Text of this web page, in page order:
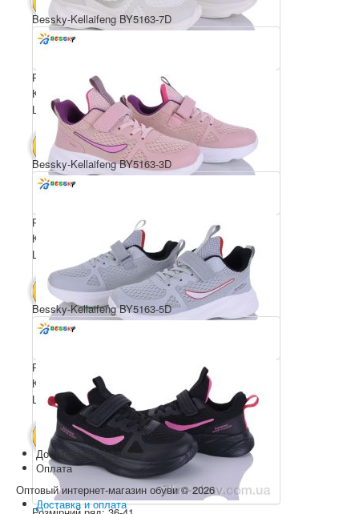
Розмірний ряд: 36-41
Комплектація ящика: 8
Ціна за пару: 650 грн.
В КОШИК 5200 грн.
Bessky-Kellaifeng BY5163-7D
Розмірний ряд: 36-41
Комплектація ящика: 8
Ціна за пару: 650 грн.
В КОШИК 5200 грн.
Bessky-Kellaifeng BY5163-3D
Розмірний ряд: 36-41
Комплектація ящика: 8
Ціна за пару: 650 грн.
В КОШИК 5200 грн.
Bessky-Kellaifeng BY5163-5D
Доставка по Украине
Оплата
Оптовый интернет-магазин обуви © 2026
Доставка и оплата